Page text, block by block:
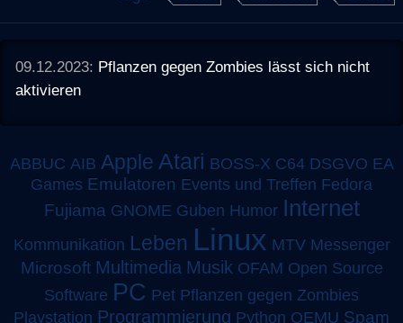
09.12.2023: Pflanzen gegen Zombies lässt sich nicht
aktivieren
ABBUC AIB Apple Atari BOSS-X C64 DSGVO EA
Games Emulatoren Events und Treffen Fedora
Fujiama GNOME Guben Humor Internet
Kommunikation Leben Linux MTV Messenger
Microsoft Multimedia Musik OFAM Open Source
Software PC Pet Pflanzen gegen Zombies
Playstation Programmierung Python QEMU Spam